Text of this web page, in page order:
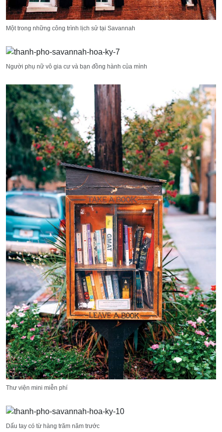
Một trong những công trình lịch sử tại Savannah
Người phụ nữ vô gia cư và bạn đồng hành của mình
Thư viện mini miễn phí
Dấu tay có từ hàng trăm năm trước